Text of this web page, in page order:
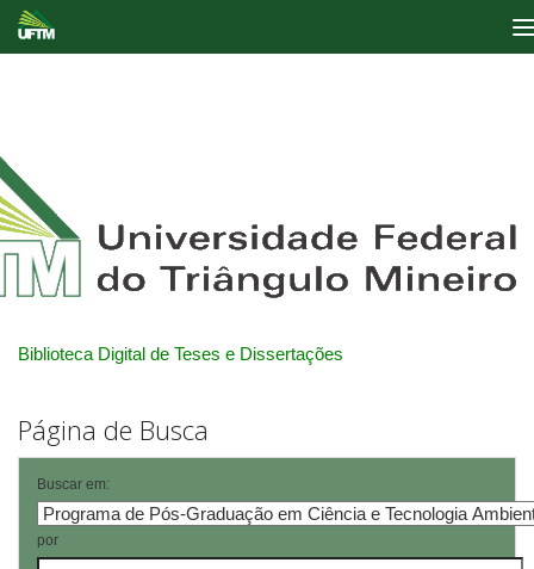
Biblioteca Digital de Teses e Dissertações
Página de Busca
Buscar em:
por